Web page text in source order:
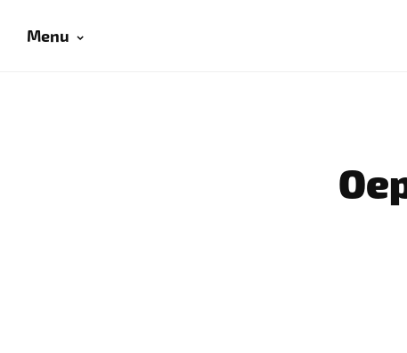
Menu